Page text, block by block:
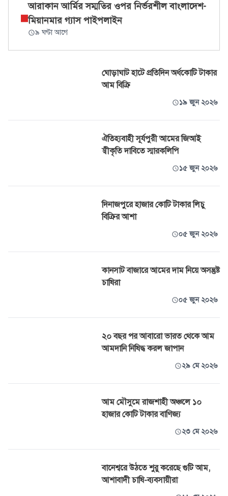
আরাকান আর্মির সম্মতির ওপর নির্ভরশীল বাংলাদেশ-
মিয়ানমার গ্যাস পাইপলাইন
৯ ঘণ্টা আগে
ঘোড়াঘাট হাটে প্রতিদিন অর্ধকোটি টাকার
আম বিক্রি
১৯ জুন ২০২৬
ঐতিহ্যবাহী সূর্যপুরী আমের জিআই
স্বীকৃতি দাবিতে স্মারকলিপি
১৫ জুন ২০২৬
দিনাজপুরে হাজার কোটি টাকার লিচু
বিক্রির আশা
০৫ জুন ২০২৬
কানসাট বাজারে আমের দাম নিয়ে অসন্তুষ্ট
চাষিরা
০৫ জুন ২০২৬
২০ বছর পর আবারো ভারত থেকে আম
আমদানি নিষিদ্ধ করল জাপান
২৯ মে ২০২৬
আম মৌসুমে রাজশাহী অঞ্চলে ১০
হাজার কোটি টাকার বাণিজ্য
২৩ মে ২০২৬
বানেশ্বরে উঠতে শুরু করেছে গুটি আম,
আশাবাদী চাষি-ব্যবসায়ীরা